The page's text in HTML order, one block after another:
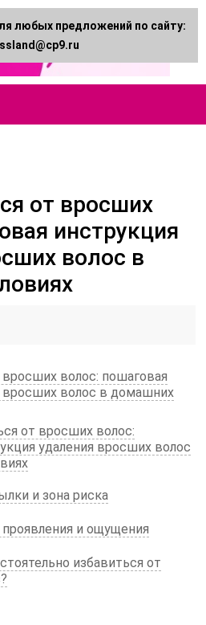
от вросших
инструкция
волос в
волос: пошаговая
вросших волос в домашних
от вросших волос:
удаления вросших волос
и зона риска
и ощущения
избавиться от
любых предложений по сайту: